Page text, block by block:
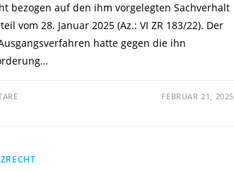
bezogen auf den ihm vorgelegten Sachverhalt
vom 28. Januar 2025 (Az.: VI ZR 183/22). Der
hatte gegen die ihn
FEBRUAR 21, 2025